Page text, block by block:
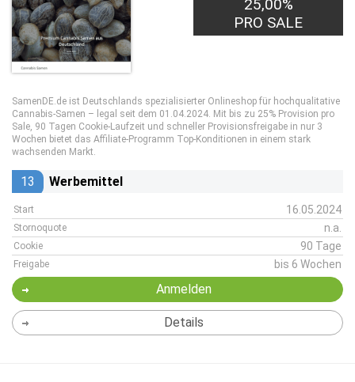
25,00%
PRO SALE
SamenDE.de ist Deutschlands spezialisierter Onlineshop für hochqualitative
Cannabis-Samen – legal seit dem 01.04.2024. Mit bis zu 25% Provision pro
Sale, 90 Tagen Cookie-Laufzeit und schneller Provisionsfreigabe in nur 3
Wochen bietet das Affiliate-Programm Top-Konditionen in einem stark
wachsenden Markt.
13 Werbemittel
Start 16.05.2024
Stornoquote n.a.
Cookie 90 Tage
Freigabe bis 6 Wochen
Anmelden
Details